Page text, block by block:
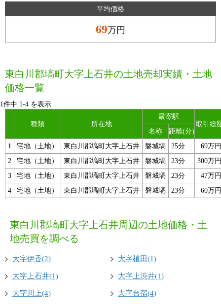
平均価格
69万円
東白川郡塙町大字上石井の土地売却実績・土地
価格一覧
1件中 1-4 を表示
種類 所在地
最寄駅
取引総
名称
距離(分)
1
宅地（土地） 東白川郡塙町大字上石井 磐城塙 25分
69万円
2
宅地（土地） 東白川郡塙町大字上石井 磐城塙 23分
300万円
3
宅地（土地） 東白川郡塙町大字上石井 磐城塙 23分
47万円
4
宅地（土地） 東白川郡塙町大字上石井 磐城塙 23分 60万円
東白川郡塙町大字上石井周辺の土地価格・土
地売買を調べる
大字伊香(2) 大字植田(1)
大字上石井(1) 大字上渋井(1)
大字川上(4) 大字台宿(4)